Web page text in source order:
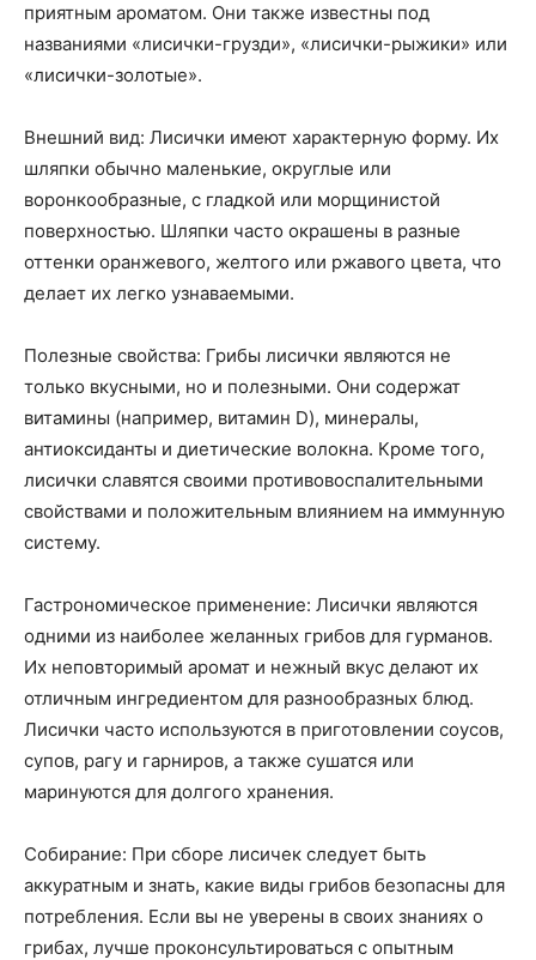
приятным ароматом. Они также известны под
названиями «лисички-грузди», «лисички-рыжики» или
«лисички-золотые».
Внешний вид: Лисички имеют характерную форму. Их
шляпки обычно маленькие, округлые или
воронкообразные, с гладкой или морщинистой
поверхностью. Шляпки часто окрашены в разные
оттенки оранжевого, желтого или ржавого цвета, что
делает их легко узнаваемыми.
Полезные свойства: Грибы лисички являются не
только вкусными, но и полезными. Они содержат
витамины (например, витамин D), минералы,
антиоксиданты и диетические волокна. Кроме того,
лисички славятся своими противовоспалительными
свойствами и положительным влиянием на иммунную
систему.
Гастрономическое применение: Лисички являются
одними из наиболее желанных грибов для гурманов.
Их неповторимый аромат и нежный вкус делают их
отличным ингредиентом для разнообразных блюд.
Лисички часто используются в приготовлении соусов,
супов, рагу и гарниров, а также сушатся или
маринуются для долгого хранения.
Собирание: При сборе лисичек следует быть
аккуратным и знать, какие виды грибов безопасны для
потребления. Если вы не уверены в своих знаниях о
грибах, лучше проконсультироваться с опытным